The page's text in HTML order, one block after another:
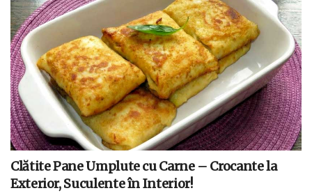
Clătite Pane Umplute cu Carne – Crocante la
Exterior, Suculente în Interior!